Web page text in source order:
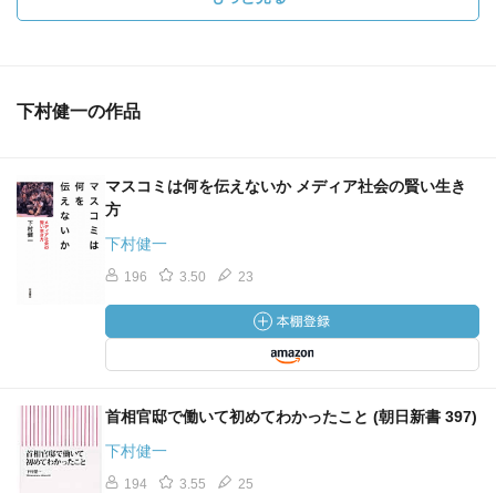
下村健一の作品
マスコミは何を伝えないか メディア社会の賢い生き
方
下村健一
196 3.50 23
首相官邸で働いて初めてわかったこと (朝日新書 397)
下村健一
194 3.55 25